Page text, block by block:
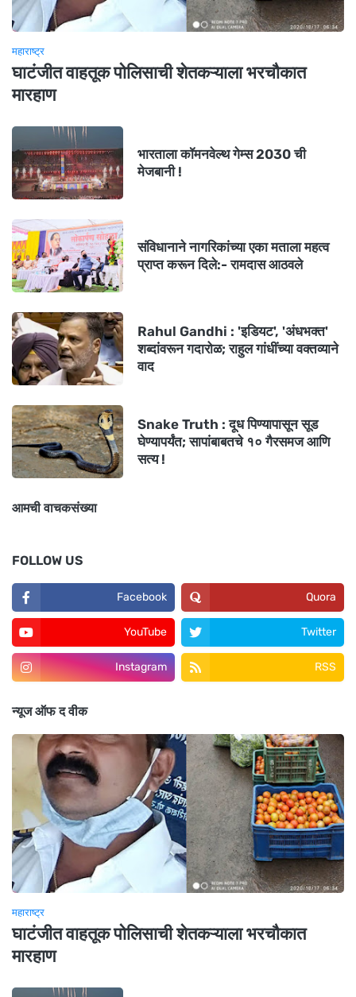
महाराष्ट्र
घाटंजीत वाहतूक पोलिसाची शेतकऱ्याला भरचौकात
मारहाण
भारताला कॉमनवेल्थ गेम्स 2030 ची
मेजबानी !
संविधानाने नागरिकांच्या एका मताला महत्व
प्राप्त करून दिले:- रामदास आठवले
Rahul Gandhi : 'इडियट', 'अंधभक्त'
शब्दांवरून गदारोळ; राहुल गांधींच्या वक्तव्याने
वाद
Snake Truth : दूध पिण्यापासून सूड
घेण्यापर्यंत; सापांबाबतचे १० गैरसमज आणि
सत्य !
आमची वाचकसंख्या
FOLLOW US
Facebook Quora
YouTube Twitter
Instagram RSS
न्यूज ऑफ द वीक
महाराष्ट्र
घाटंजीत वाहतूक पोलिसाची शेतकऱ्याला भरचौकात
मारहाण